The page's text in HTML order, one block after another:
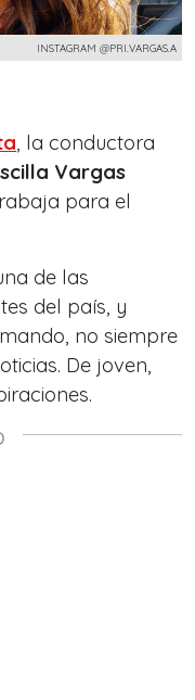
INSTAGRAM @PRI.VARGAS.A
, la conductora
Vargas
para el
de las
del país, y
no siempre
De joven,